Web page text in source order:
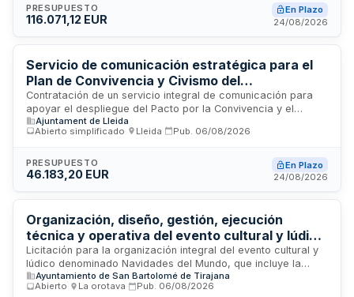
difusión en redes sociales, gestión de herramientas de
publicidad digital y desarrollo de propuestas de mejora en
posibilidad de prórroga hasta tres años adicionales.
PRESUPUESTO
116.071,12 EUR
En Plazo
24/08/2026
Servicio de comunicación estratégica para el
Plan de Convivencia y Civismo del
Ayuntamiento de Lleida
Contratación de un servicio integral de comunicación para
apoyar el despliegue del Pacto por la Convivencia y el
Civismo del Ayuntamiento de Lleida. El servicio incluye
planificación estratégica, creación de contenidos, difusión y
comprensión e implicación ciudadana mediante
comunicación positiva, inclusiva y transformadora que
Ajuntament de Lleida
Abierto simplificado
Lleida Pub. 06/08/2026
PRESUPUESTO
46.183,20 EUR
En Plazo
24/08/2026
Organización, diseño, gestión, ejecución
técnica y operativa del evento cultural y lúdico
Navidades del Mundo
Licitación para la organización integral del evento cultural y
lúdico denominado Navidades del Mundo, que incluye la
dinamización, diseño y gestión de actividades e
infraestructuras generales, servicios de electricidad, sonido,
Ayuntamiento de San Bartolomé de Tirajana
Abierto
La orotava Pub. 06/08/2026